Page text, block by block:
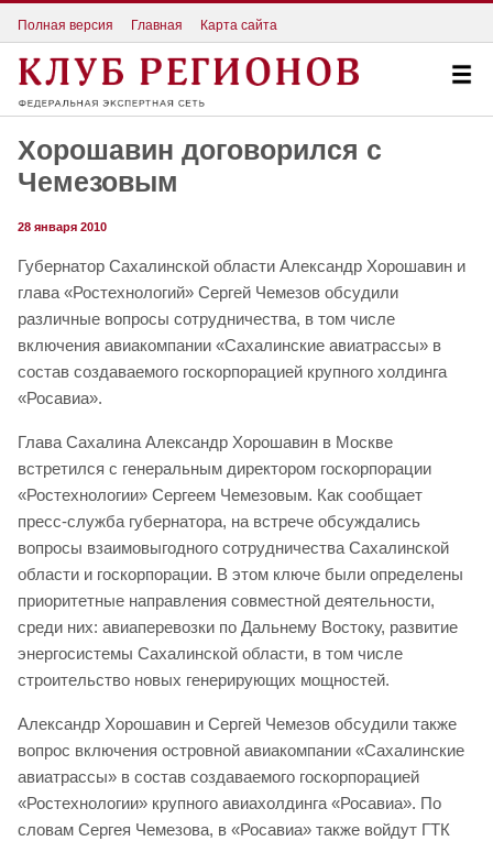
Полная версия Главная Карта сайта
Хорошавин договорился с
Чемезовым
28 января 2010
Губернатор Сахалинской области Александр Хорошавин и
глава «Ростехнологий» Сергей Чемезов обсудили
различные вопросы сотрудничества, в том числе
включения авиакомпании «Сахалинские авиатрассы» в
состав создаваемого госкорпорацией крупного холдинга
«Росавиа».
Глава Сахалина Александр Хорошавин в Москве
встретился с генеральным директором госкорпорации
«Ростехнологии» Сергеем Чемезовым. Как сообщает
пресс-служба губернатора, на встрече обсуждались
вопросы взаимовыгодного сотрудничества Сахалинской
области и госкорпорации. В этом ключе были определены
приоритетные направления совместной деятельности,
среди них: авиаперевозки по Дальнему Востоку, развитие
энергосистемы Сахалинской области, в том числе
строительство новых генерирующих мощностей.
Александр Хорошавин и Сергей Чемезов обсудили также
вопрос включения островной авиакомпании «Сахалинские
авиатрассы» в состав создаваемого госкорпорацией
«Ростехнологии» крупного авиахолдинга «Росавиа». По
словам Сергея Чемезова, в «Росавиа» также войдут ГТК